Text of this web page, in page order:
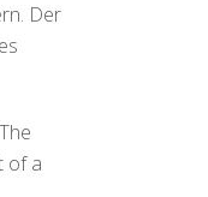
Der
of a